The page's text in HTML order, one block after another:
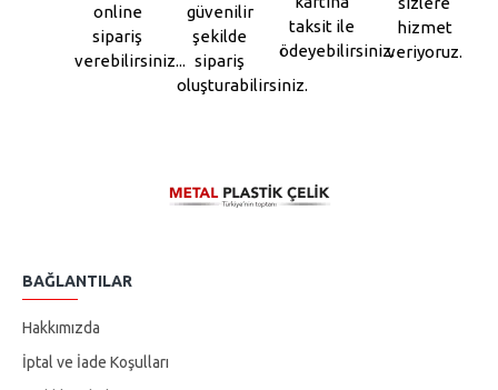
online
sipariş
verebilirsiniz...
güvenilir
şekilde
sipariş
oluşturabilirsiniz.
taksit ile
ödeyebilirsiniz.
hizmet
veriyoruz.
BAĞLANTILAR
Hakkımızda
İptal ve İade Koşulları